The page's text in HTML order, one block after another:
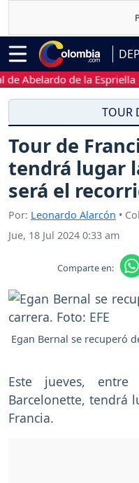
de la Espriella
TOUR
Tour de
tendrá lugar
será el
Por: Leonardo Alarcón •
Jue, 18 Jul 2024 0:33 am
Comparte en:
Egan Bernal se recuperó
Este jueves,
Barcelonette, tendrá
Francia.